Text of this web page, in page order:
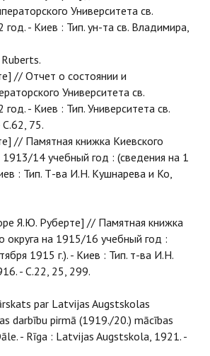
Университета св.
- Киев : Тип. ун-та св. Владимира,
// Отчет о состоянии и
Университета св.
- Киев : Тип. Университета св.
75.
// Памятная книжка Киевского
1913/14 учебный год : (сведения на 1
: Тип. Т-ва И.Н. Кушнарева и Ко,
Я.Ю. Руберте] // Памятная книжка
округа на 1915/16 учебный год :
1915 г.). - Киев : Тип. т-ва И.Н.
- С.22, 25, 299.
par Latvijas Augstskolas
darbību pirmā (1919./20.) mācības
- Rīga : Latvijas Augstskola, 1921. -